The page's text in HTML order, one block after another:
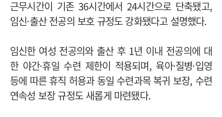
근무시간이 기존 36시간에서 24시간으로 단축됐고,
임신·출산 전공의 보호 규정도 강화됐다고 설명했다.
임신한 여성 전공의와 출산 후 1년 이내 전공의에 대
한 야간·휴일 수련 제한이 적용되며, 육아·질병·입영
등에 따른 휴직 허용과 동일 수련과목 복귀 보장, 수련
연속성 보장 규정도 새롭게 마련됐다.